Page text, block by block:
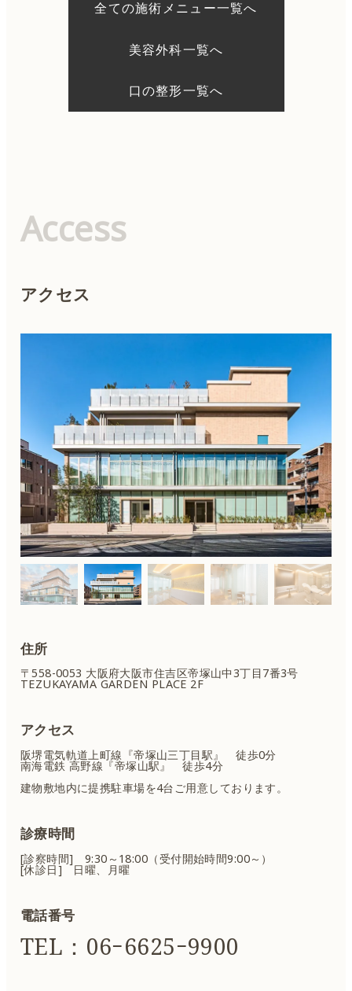
全ての施術メニュー一覧へ
美容外科一覧へ
口の整形一覧へ
Access
アクセス
住所
〒558-0053 大阪府大阪市住吉区帝塚山中3丁目7番3号
TEZUKAYAMA GARDEN PLACE 2F
アクセス
阪堺電気軌道上町線『帝塚山三丁目駅』 徒歩0分
南海電鉄 高野線『帝塚山駅』 徒歩4分
建物敷地内に提携駐車場を4台ご用意しております。
診療時間
[診察時間] 9:30～18:00（受付開始時間9:00～）
[休診日] 日曜、月曜
電話番号
TEL：06ｰ6625ｰ9900